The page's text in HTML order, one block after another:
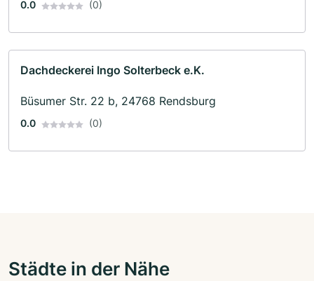
0.0 (0)
Dachdeckerei Ingo Solterbeck e.K.
Büsumer Str. 22 b, 24768 Rendsburg
0.0 (0)
Städte in der Nähe